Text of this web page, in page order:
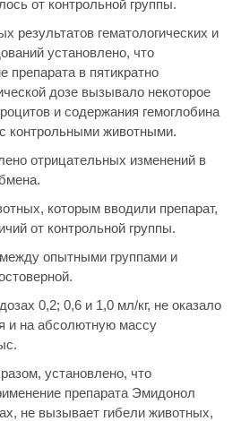
от контрольной группы.
результатов гематологических и
установлено, что
препарата в пятикратно
дозе вызывало некоторое
и содержания гемоглобина
контрольными животными.
отрицательных изменений в
которым вводили препарат,
от контрольной группы.
опытными группами и
0,2; 0,6 и 1,0 мл/кг, не оказало
и на абсолютную массу
установлено, что
препарата Эмидонол
не вызывает гибели животных,